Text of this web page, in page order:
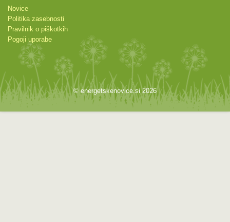
Novice
Politika zasebnosti
Pravilnik o piškotkih
Pogoji uporabe
© energetskenovice.si 2026